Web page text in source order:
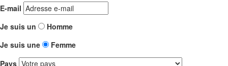
E-mail
Je suis un
Homme
Je suis une
Femme
Pays